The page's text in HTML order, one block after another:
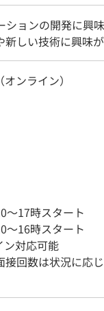
ションの開発に興
新しい技術に興味
ンライン）
～17時スタート
～16時スタート
対応可能
回数は状況に応